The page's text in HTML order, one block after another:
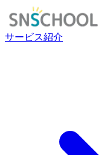
サービス紹介